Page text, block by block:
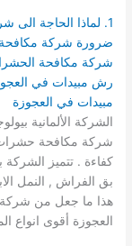
مبيدات في العجوزة
الشركة الألمانية
شركة مكافحة
كفاءة . تتميز الشركة
بق الفراش , النمل
هذا ما جعل من
العجوزة أقوى انواع